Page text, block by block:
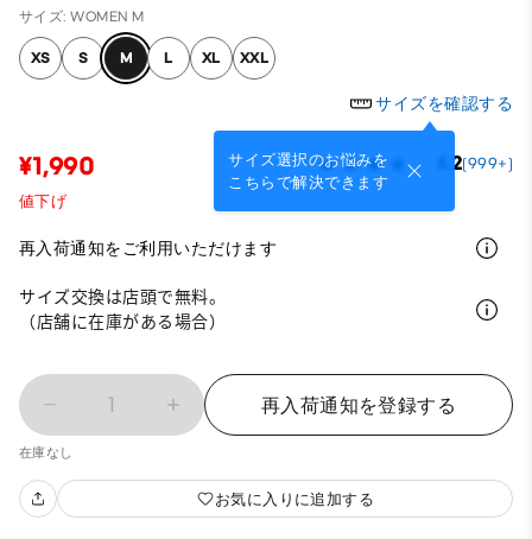
サイズ: WOMEN M
XS S M L XL XXL
サイズを確認する
サイズ選択のお悩みを
こちらで解決できます
¥1,990 4.2(999+)
値下げ
再入荷通知をご利用いただけます
サイズ交換は店頭で無料。
（店舗に在庫がある場合）
1 再入荷通知を登録する
在庫なし
お気に入りに追加する